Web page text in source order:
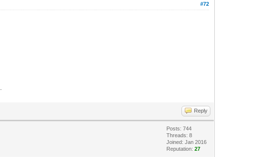
#72
Reply
Posts: 744
Threads: 8
Joined: Jan 2016
Reputation:27